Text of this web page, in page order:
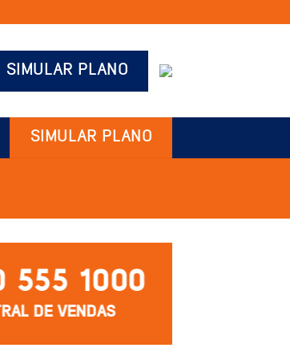
SIMULAR PLANO
SIMULAR PLANO
555 1000
DE VENDAS